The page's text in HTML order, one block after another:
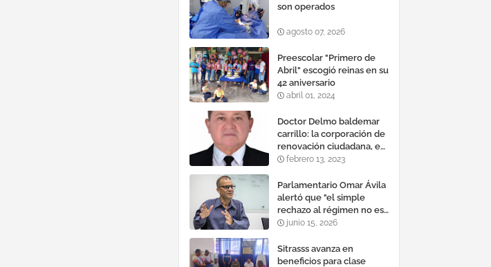
son operados
agosto 07, 2026
Preescolar "Primero de
Abril" escogió reinas en su
42 aniversario
abril 01, 2024
Doctor Delmo baldemar
carrillo: la corporación de
renovación ciudadana, es
un banco mundial de
febrero 13, 2023
Parlamentario Omar Ávila
alertó que "el simple
rechazo al régimen no es
suficiente para lograr un
efectivo"
junio 15, 2026
Sitrasss avanza en
beneficios para clase